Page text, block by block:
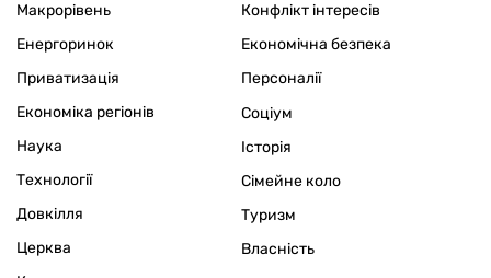
Макрорівень
Енергоринок
Приватизація
Економіка регіонів
Конфлікт інтересів
Економічна безпека
Персоналії
Наука
Технології
Довкілля
Церква
Соціум
Історія
Сімейне коло
Туризм
Власність